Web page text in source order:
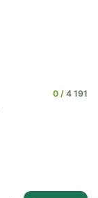
0
4 191